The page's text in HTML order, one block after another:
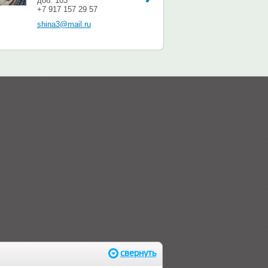
+7 917 157 29 57
shina3@mail.ru
свернуть